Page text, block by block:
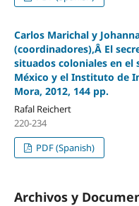
Carlos Marichal y
(coordinadores),Â El
situados coloniales en el
México y el Instituto de
Mora, 2012, 144 pp.
Rafal Reichert
220-234
PDF (Spanish)
Archivos y